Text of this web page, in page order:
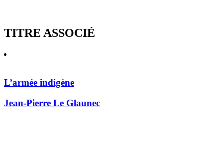
TITRE ASSOCIÉ
L’armée indigène
Jean-Pierre Le Glaunec